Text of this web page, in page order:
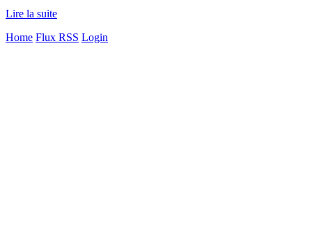
Lire la suite
Home Flux RSS Login